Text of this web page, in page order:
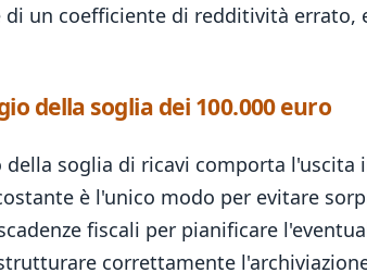
di un coefficiente di redditività
della soglia dei 100.000 euro
soglia di ricavi comporta l'uscita
è l'unico modo per evitare
fiscali per pianificare
correttamente